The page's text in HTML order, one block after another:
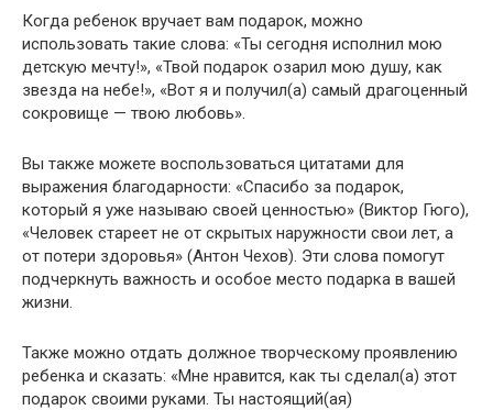
Когда ребенок вручает вам подарок, можно
использовать такие слова: «Ты сегодня исполнил мою
детскую мечту!», «Твой подарок озарил мою душу, как
звезда на небе!», «Вот я и получил(а) самый драгоценный
сокровище — твою любовь».
Вы также можете воспользоваться цитатами для
выражения благодарности: «Спасибо за подарок,
который я уже называю своей ценностью» (Виктор Гюго),
«Человек стареет не от скрытых наружности свои лет, а
от потери здоровья» (Антон Чехов). Эти слова помогут
подчеркнуть важность и особое место подарка в вашей
жизни.
Также можно отдать должное творческому проявлению
ребенка и сказать: «Мне нравится, как ты сделал(а) этот
подарок своими руками. Ты настоящий(ая)